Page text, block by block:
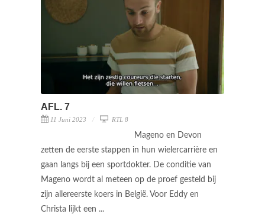
AFL. 7
11 Juni 2023 RTL 8
Mageno en Devon
zetten de eerste stappen in hun wielercarrière en
gaan langs bij een sportdokter. De conditie van
Mageno wordt al meteen op de proef gesteld bij
zijn allereerste koers in België. Voor Eddy en
Christa lijkt een ...